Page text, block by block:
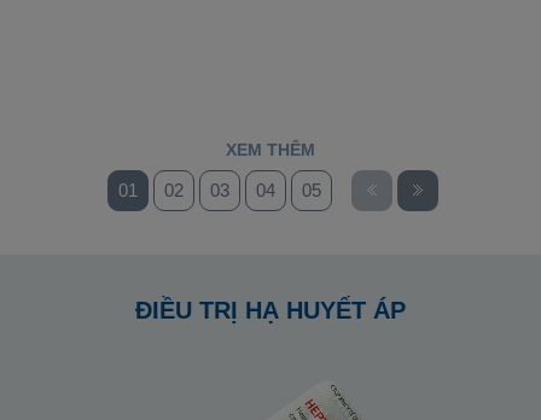
XEM THÊM
01 02 03 04 05
ĐIỀU TRỊ HẠ HUYẾT ÁP